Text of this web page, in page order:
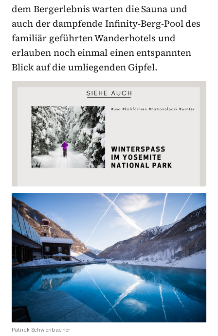
dem Bergerlebnis warten die Sauna und
auch der dampfende Infinity-Berg-Pool des
familiär geführten Wanderhotels und
erlauben noch einmal einen entspannten
Blick auf die umliegenden Gipfel.
Patrick Schwienbacher